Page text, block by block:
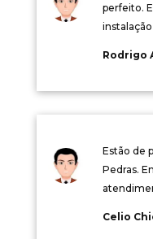
perfeito.
Rodrigo
Estão de
Pedras.
Celio